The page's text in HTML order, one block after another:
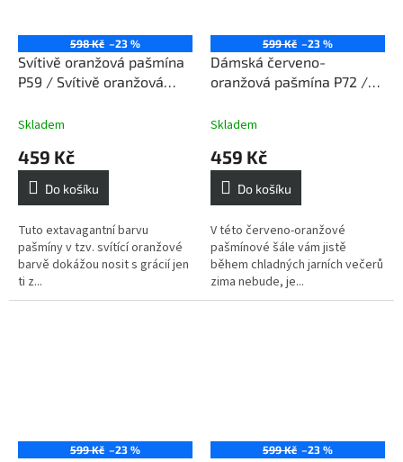
598 Kč –23 %
Svítivě oranžová pašmína
P59 / Svítivě oranžová
Skladem
459 Kč
Do košíku
Tuto extavagantní barvu
pašmíny v tzv. svítící oranžové
barvě dokážou nosit s grácií jen
ti z...
599 Kč –23 %
Dámská červeno-
oranžová pašmína P72 /
oranžová šála
Skladem
459 Kč
Do košíku
V této červeno-oranžové
pašmínové šále vám jistě
během chladných jarních večerů
zima nebude, je...
599 Kč –23 % 599 Kč –23 %